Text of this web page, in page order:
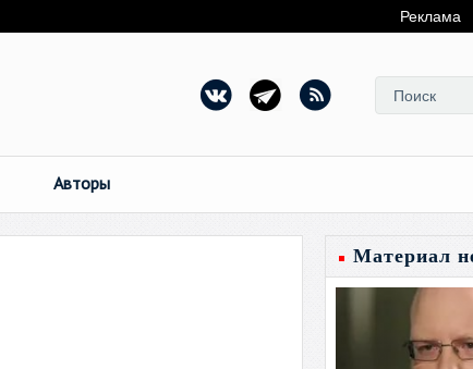
Реклама
Авторы
Материал